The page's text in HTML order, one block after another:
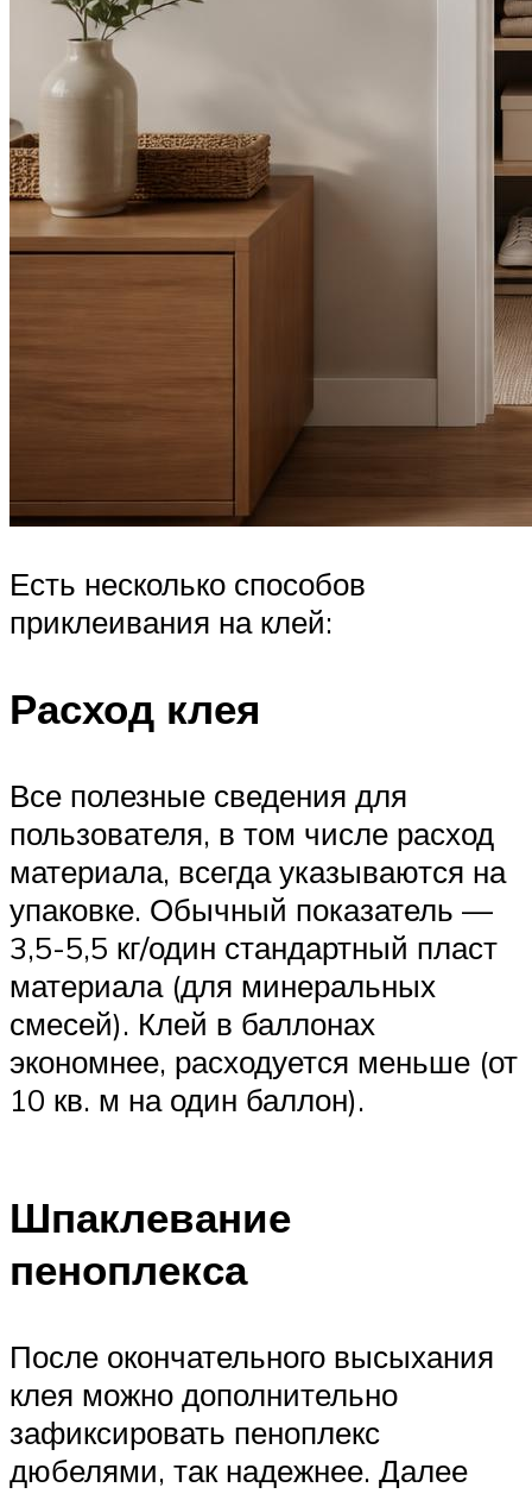
Есть несколько способов
приклеивания на клей:
Расход клея
Все полезные сведения для
пользователя, в том числе расход
материала, всегда указываются на
упаковке. Обычный показатель —
3,5-5,5 кг/один стандартный пласт
материала (для минеральных
смесей). Клей в баллонах
экономнее, расходуется меньше (от
10 кв. м на один баллон).
Шпаклевание
пеноплекса
После окончательного высыхания
клея можно дополнительно
зафиксировать пеноплекс
дюбелями, так надежнее. Далее